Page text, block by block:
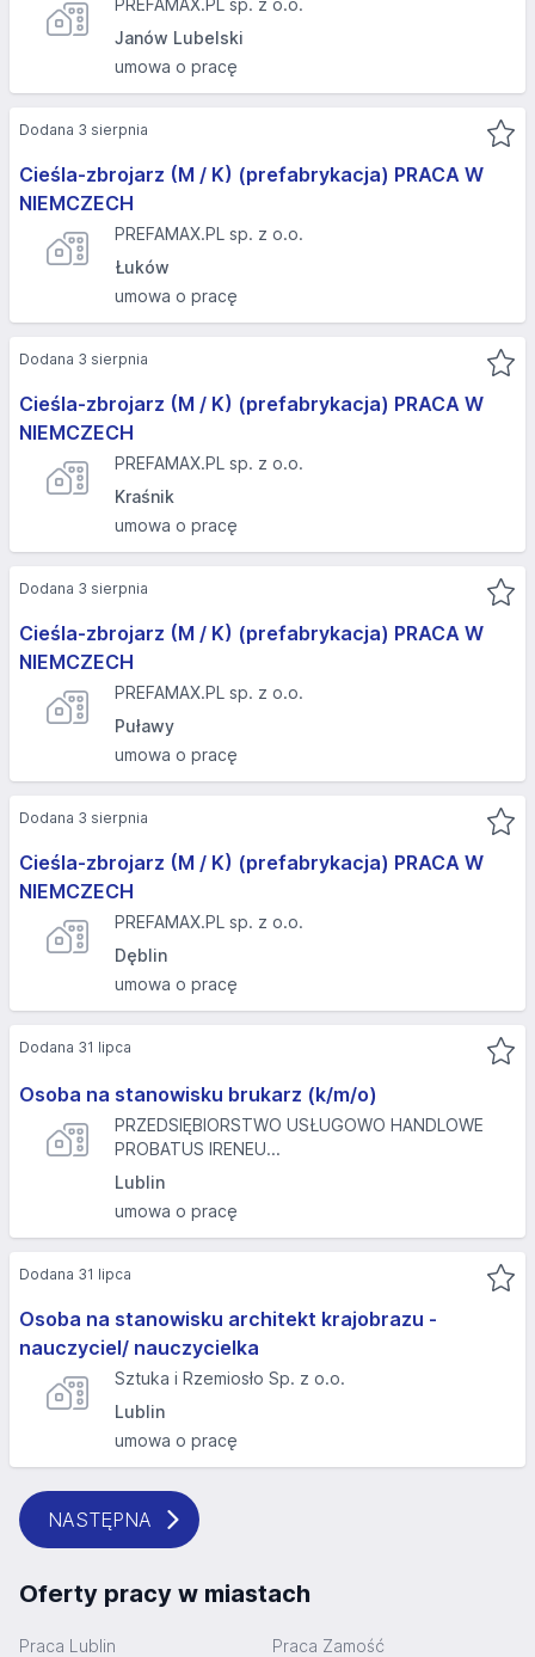
PREFAMAX.PL sp. z o.o.
Janów Lubelski
umowa o pracę
Cieśla-zbrojarz (M / K) (prefabrykacja) PRACA W
NIEMCZECH
PREFAMAX.PL sp. z o.o.
Łuków
umowa o pracę
Dodana 3 sierpnia
Cieśla-zbrojarz (M / K) (prefabrykacja) PRACA W
NIEMCZECH
PREFAMAX.PL sp. z o.o.
Kraśnik
umowa o pracę
Dodana 3 sierpnia
Cieśla-zbrojarz (M / K) (prefabrykacja) PRACA W
NIEMCZECH
PREFAMAX.PL sp. z o.o.
Puławy
umowa o pracę
Dodana 3 sierpnia
Cieśla-zbrojarz (M / K) (prefabrykacja) PRACA W
NIEMCZECH
PREFAMAX.PL sp. z o.o.
Dęblin
umowa o pracę
Dodana 3 sierpnia
Osoba na stanowisku brukarz (k/m/o)
PRZEDSIĘBIORSTWO USŁUGOWO HANDLOWE
PROBATUS IRENEU...
Lublin
umowa o pracę
Dodana 31 lipca
Osoba na stanowisku architekt krajobrazu -
nauczyciel/ nauczycielka
Sztuka i Rzemiosło Sp. z o.o.
Lublin
umowa o pracę
Dodana 31 lipca
NASTĘPNA
Oferty pracy w miastach
Praca Lublin Praca Zamość